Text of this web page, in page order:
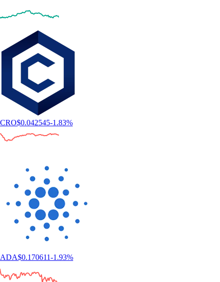
CRO$0.042545-1.83%
ADA$0.170611-1.93%